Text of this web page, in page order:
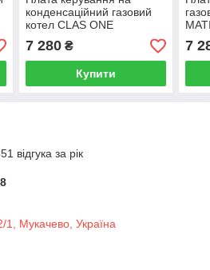
конденсаційний газовий
котел CLAS ONE
7 280₴
Купити
7
відгука за рік
1, Мукачево, Україна